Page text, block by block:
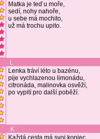
Matka je teď u moře,
sedí, nohy nahoře,
u sebe má mochito,
už má trochu upito.
L
Lenka tráví léto u bazénu,
pije vychlazenou limonádu,
citronáda, malinovka osvěží,
po vypití pro další poběží.
K
Každá cesta má svoj koniec,